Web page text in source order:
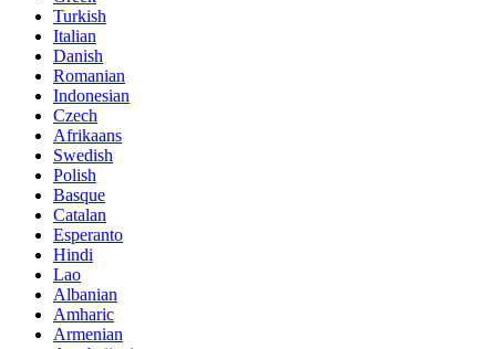
Turkish
Italian
Danish
Romanian
Indonesian
Czech
Afrikaans
Swedish
Polish
Basque
Catalan
Esperanto
Hindi
Lao
Albanian
Amharic
Armenian